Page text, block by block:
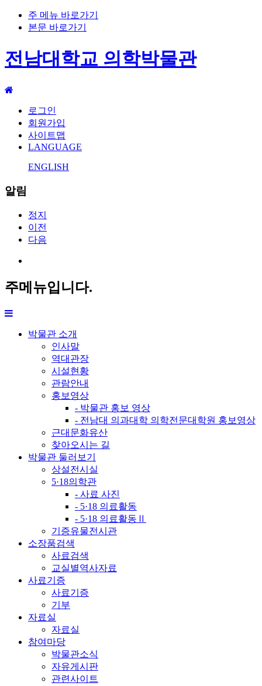
주 메뉴 바로가기
본문 바로가기
전남대학교 의학박물관
로그인
회원가입
사이트맵
LANGUAGE
ENGLISH
알림
정지
이전
다음
주메뉴입니다.
박물관 소개
인사말
역대관장
시설현황
관람안내
홍보영상
- 박물관 홍보 영상
- 전남대 의과대학 의학전문대학원 홍보영상
근대문화유산
찾아오시는 길
박물관 둘러보기
상설전시실
5·18의학관
- 사료 사진
- 5·18 의료활동
- 5·18 의료활동Ⅱ
기증유물전시관
소장품검색
사료검색
교실별역사자료
사료기증
사료기증
기부
자료실
자료실
참여마당
박물관소식
자유게시판
관련사이트